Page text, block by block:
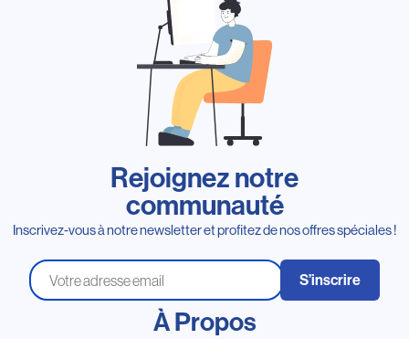
Rejoignez notre
communauté
Inscrivez-vous à notre newsletter et profitez de nos offres spéciales !
S’inscrire
À Propos